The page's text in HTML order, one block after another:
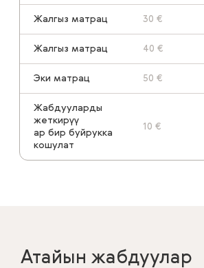
Жалгыз матрац 30 €
Жалгыз матрац 40 €
Эки матрац 50 €
Жабдууларды
жеткирүү
ар бир буйрукка
кошулат
10 €
Атайын жабдуулар